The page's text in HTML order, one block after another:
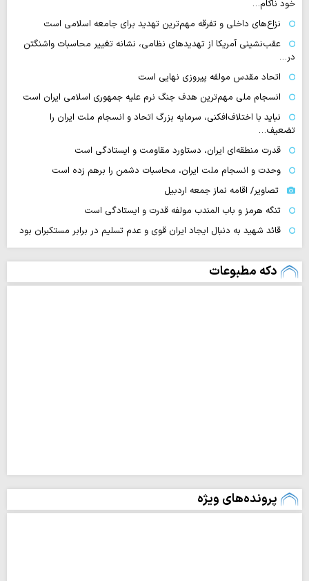
خود ناکام…
نزاع‌های داخلی و تفرقه مهم‌ترین تهدید برای جامعه اسلامی است
عقب‌نشینی آمریکا از تهدیدهای نظامی، نشانه تغییر محاسبات واشنگتن
در…
اتحاد مقدس مولفه پیروزی نهایی است
انسجام ملی مهم‌ترین هدف جنگ نرم علیه جمهوری اسلامی ایران است
نباید با اختلاف‌افکنی، سرمایه بزرگ اتحاد و انسجام ملت ایران را
تضعیف…
قدرت منطقه‌ای ایران، دستاورد مقاومت و ایستادگی است
وحدت و انسجام ملت ایران، محاسبات دشمن را برهم زده است
تصاویر/ اقامه نماز جمعه اردبیل
تنگه‌ هرمز و باب المندب مولفه قدرت و ایستادگی است
قائد شهید به دنبال ایجاد ایران قوی و عدم تسلیم در برابر مستکبران بود
دکه مطبوعات
پرونده‌های ویژه